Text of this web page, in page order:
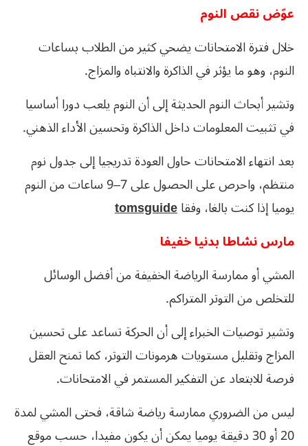
عوّض نقص النوم
خلال فترة الامتحانات يضحي كثير من الطلاب بساعات
النوم، وهو ما يؤثر في الذاكرة والانتباه والمزاج.
وتشير أبحاث النوم الحديثة إلى أن النوم يلعب دورا أساسيا
في تثبيت المعلومات داخل الذاكرة وتحسين الأداء الذهني.
بعد انتهاء الامتحانات حاول العودة تدريجيا إلى جدول نوم
منتظم، واحرص على الحصول على 7–9 ساعات من النوم
يوميا إذا كنت بالغا، وفقاtomsguide
مارس نشاطا بدنيا خفيفا
المشي أو ممارسة الرياضة الخفيفة من أفضل الوسائل
للتخلص من التوتر المتراكم.
وتشير توصيات الخبراء إلى أن الحركة تساعد على تحسين
المزاج وتقليل مستويات هرمونات التوتر، كما تمنح العقل
فرصة للابتعاد عن التفكير المستمر في الامتحانات.
ليس من الضروري ممارسة رياضة شاقة، فحتى المشي لمدة
20 أو 30 دقيقة يوميا يمكن أن يكون مفيدا، حسب موقع